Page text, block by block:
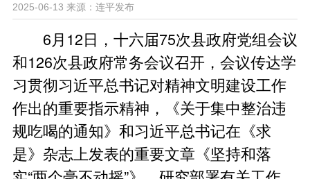
2025-06-13 来源：连平发布
6月12日，十六届75次县政府党组会议
和126次县政府常务会议召开，会议传达学
习贯彻习近平总书记对精神文明建设工作
作出的重要指示精神，《关于集中整治违
规吃喝的通知》和习近平总书记在《求
是》杂志上发表的重要文章《坚持和落